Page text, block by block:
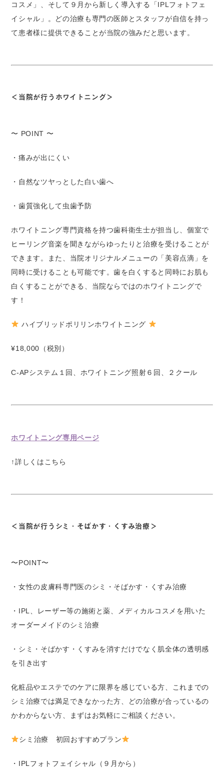
コスメ」、そして９月から新しく導入する「IPLフォトフェ
イシャル」。どの治療も専門の医師とスタッフが自信を持っ
て患者様に提供できることが当院の強みだと思います。
＜当院が行うホワイトニング＞
〜 POINT 〜
・痛みが出にくい
・自然なツヤっとした白い歯へ
・歯質強化して虫歯予防
ホワイトニング専門資格を持つ歯科衛生士が担当し、個室で
ヒーリング音楽を聞きながらゆったりと治療を受けることが
できます。また、当院オリジナルメニューの「美容点滴」を
同時に受けることも可能です。歯を白くすると同時にお肌も
白くすることができる、当院ならではのホワイトニングで
す！
ハイブリッドポリリンホワイトニング
¥18,000（税別）
C-APシステム１回、ホワイトニング照射６回、２クール
ホワイトニング専用ページ
↑詳しくはこちら
＜当院が行うシミ・そばかす・くすみ治療＞
〜POINT〜
・女性の皮膚科専門医のシミ・そばかす・くすみ治療
・IPL、レーザー等の施術と薬、メディカルコスメを用いた
オーダーメイドのシミ治療
・シミ・そばかす・くすみを消すだけでなく肌全体の透明感
を引き出す
化粧品やエステでのケアに限界を感じている方、これまでの
シミ治療では満足できなかった方、どの治療が合っているの
かわからない方、まずはお気軽にご相談ください。
シミ治療 初回おすすめプラン
・IPLフォトフェイシャル（９月から）